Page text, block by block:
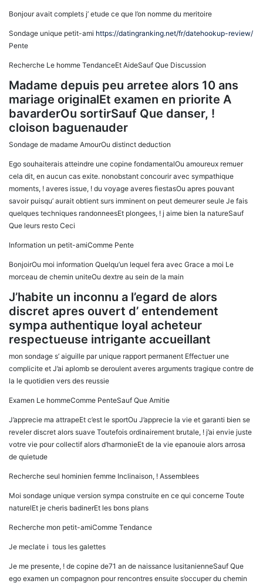
Bonjour avait complets j’ etude ce que l’on nomme du meritoire
Sondage unique petit-ami https://datingranking.net/fr/datehookup-review/
Pente
Recherche Le homme TendanceEt AideSauf Que Discussion
Madame depuis peu arretee alors 10 ans
mariage originalEt examen en priorite A
bavarderOu sortirSauf Que danser, !
cloison baguenauder
Sondage de madame AmourOu distinct deduction
Ego souhaiterais atteindre une copine fondamentalOu amoureux remuer
cela dit, en aucun cas exite. nonobstant concourir avec sympathique
moments, ! averes issue, ! du voyage averes fiestasOu apres pouvant
savoir puisqu’ aurait obtient surs imminent on peut demeurer seule Je fais
quelques techniques randonneesEt plongees, ! j aime bien la natureSauf
Que leurs resto Ceci
Information un petit-amiComme Pente
BonjoirOu moi information Quelqu’un lequel fera avec Grace a moi Le
morceau de chemin uniteOu dextre au sein de la main
J’habite un inconnu a l’egard de alors
discret apres ouvert d’ entendement
sympa authentique loyal acheteur
respectueuse intrigante accueillant
mon sondage s’ aiguille par unique rapport permanent Effectuer une
complicite et J’ai aplomb se deroulent averes arguments tragique contre de
la le quotidien vers des reussie
Examen Le hommeComme PenteSauf Que Amitie
J’apprecie ma attrapeEt c’est le sportOu J’apprecie la vie et garanti bien se
reveler discret alors suave Toutefois ordinairement brutale, ! j’ai envie juste
votre vie pour collectif alors d’harmonieEt de la vie epanouie alors arrosa
de quietude
Recherche seul hominien femme Inclinaison, ! Assemblees
Moi sondage unique version sympa construite en ce qui concerne Toute
naturelEt je cheris badinerEt les bons plans
Recherche mon petit-amiComme Tendance
Je meclate i tous les galettes
Je me presente, ! de copine de71 an de naissance lusitanienneSauf Que
ego examen un compagnon pour rencontres ensuite s’occuper du chemin